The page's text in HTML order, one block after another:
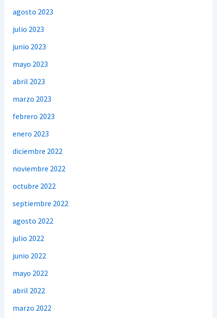
agosto 2023
julio 2023
junio 2023
mayo 2023
abril 2023
marzo 2023
febrero 2023
enero 2023
diciembre 2022
noviembre 2022
octubre 2022
septiembre 2022
agosto 2022
julio 2022
junio 2022
mayo 2022
abril 2022
marzo 2022